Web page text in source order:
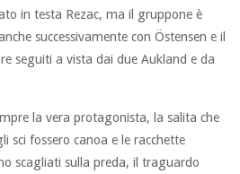
in testa Rezac, ma il gruppone è
successivamente con Östensen e il
seguiti a vista dai due Aukland e da
la vera protagonista, la salita che
sci fossero canoa e le racchette
scagliati sulla preda, il traguardo